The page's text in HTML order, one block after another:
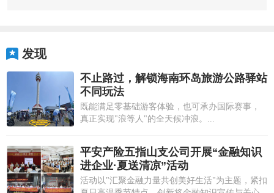
发现
不止路过，解锁海南环岛旅游公路驿站
不同玩法
既能满足零基础游客体验，也可承办国际赛事，
真正实现"浪等人"的全天候冲浪。...
平安产险五指山支公司开展“金融知识
进企业·夏送清凉”活动
活动以"汇聚金融力量共创美好生活"为主题，紧扣